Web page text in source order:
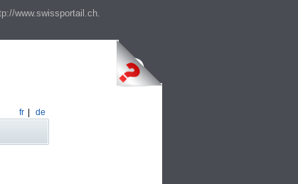
www.swissportail.ch.
fr de